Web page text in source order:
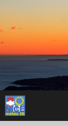
contenu